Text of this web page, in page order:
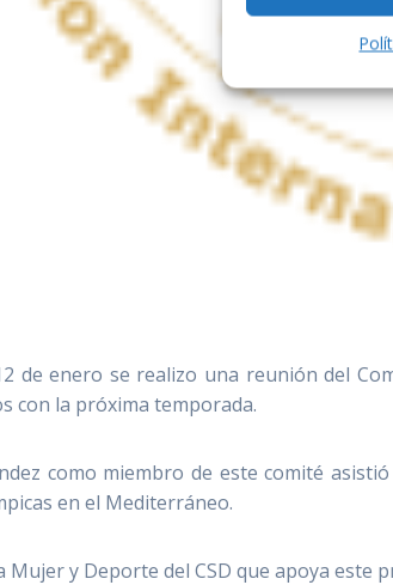
de enero se realizo una reunión del
con la próxima temporada.
como miembro de este comité
en el Mediterráneo.
Mujer y Deporte del CSD que apoya este